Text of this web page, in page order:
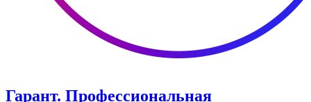
Гарант. Профессиональная